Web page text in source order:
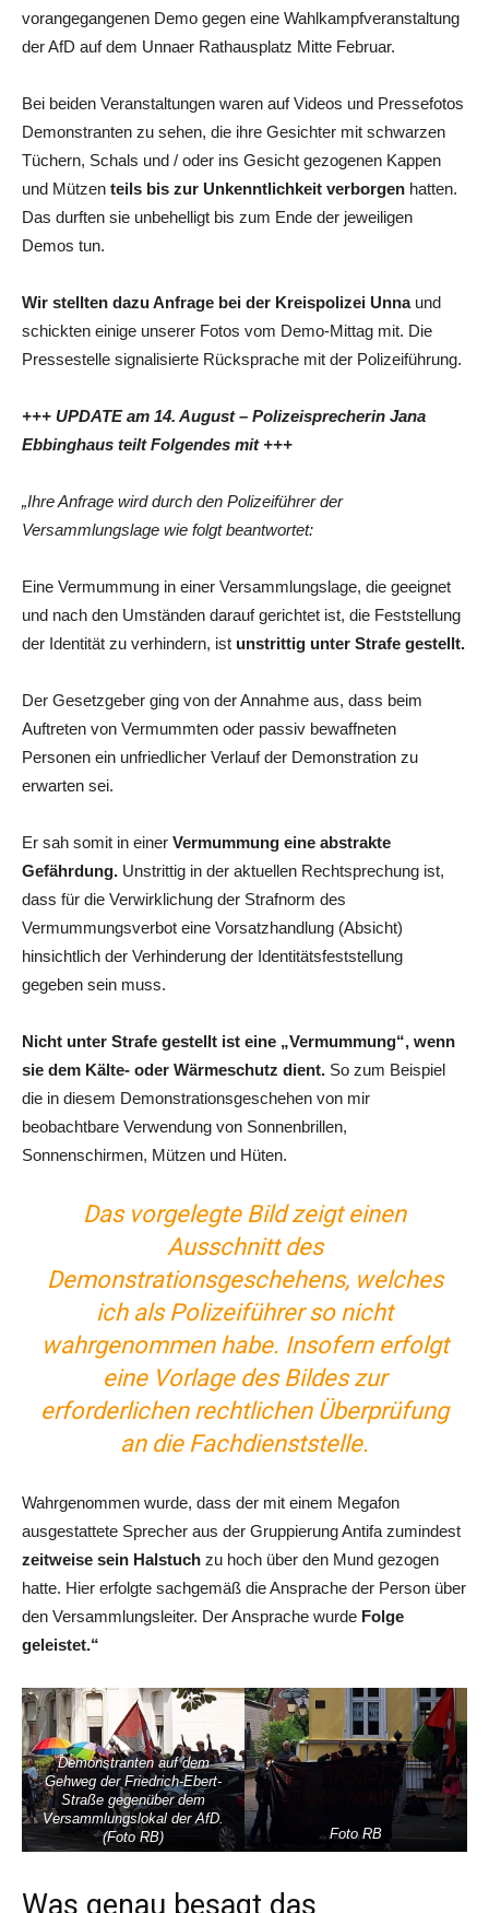
vorangegangenen Demo gegen eine Wahlkampfveranstaltung
der AfD auf dem Unnaer Rathausplatz Mitte Februar.
Bei beiden Veranstaltungen waren auf Videos und Pressefotos
Demonstranten zu sehen, die ihre Gesichter mit schwarzen
Tüchern, Schals und / oder ins Gesicht gezogenen Kappen
und Mützen teils bis zur Unkenntlichkeit verborgen hatten.
Das durften sie unbehelligt bis zum Ende der jeweiligen
Demos tun.
Wir stellten dazu Anfrage bei der Kreispolizei Unna und
schickten einige unserer Fotos vom Demo-Mittag mit. Die
Pressestelle signalisierte Rücksprache mit der Polizeiführung.
+++ UPDATE am 14. August – Polizeisprecherin Jana
Ebbinghaus teilt Folgendes mit +++
„Ihre Anfrage wird durch den Polizeiführer der
Versammlungslage wie folgt beantwortet:
Eine Vermummung in einer Versammlungslage, die geeignet
und nach den Umständen darauf gerichtet ist, die Feststellung
der Identität zu verhindern, ist unstrittig unter Strafe gestellt.
Der Gesetzgeber ging von der Annahme aus, dass beim
Auftreten von Vermummten oder passiv bewaffneten
Personen ein unfriedlicher Verlauf der Demonstration zu
erwarten sei.
Er sah somit in einer Vermummung eine abstrakte
Gefährdung. Unstrittig in der aktuellen Rechtsprechung ist,
dass für die Verwirklichung der Strafnorm des
Vermummungsverbot eine Vorsatzhandlung (Absicht)
hinsichtlich der Verhinderung der Identitätsfeststellung
gegeben sein muss.
Nicht unter Strafe gestellt ist eine „Vermummung“, wenn
sie dem Kälte- oder Wärmeschutz dient. So zum Beispiel
die in diesem Demonstrationsgeschehen von mir
beobachtbare Verwendung von Sonnenbrillen,
Sonnenschirmen, Mützen und Hüten.
Das vorgelegte Bild zeigt einen
Ausschnitt des
Demonstrationsgeschehens, welches
ich als Polizeiführer so nicht
wahrgenommen habe. Insofern erfolgt
eine Vorlage des Bildes zur
erforderlichen rechtlichen Überprüfung
an die Fachdienststelle.
Wahrgenommen wurde, dass der mit einem Megafon
ausgestattete Sprecher aus der Gruppierung Antifa zumindest
zeitweise sein Halstuch zu hoch über den Mund gezogen
hatte. Hier erfolgte sachgemäß die Ansprache der Person über
den Versammlungsleiter. Der Ansprache wurde Folge
geleistet.“
Demonstranten auf dem
Gehweg der Friedrich-Ebert-
Straße gegenüber dem
Versammlungslokal der AfD.
(Foto RB)
Foto RB
Was genau besagt das